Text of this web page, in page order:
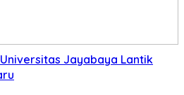
Jayabaya Lantik